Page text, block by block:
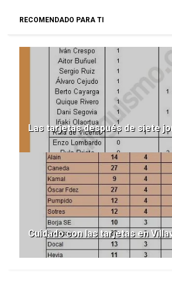
RECOMENDADO PARA TI
Las tarjetas después de siete
Cuidado con las tarjetas en